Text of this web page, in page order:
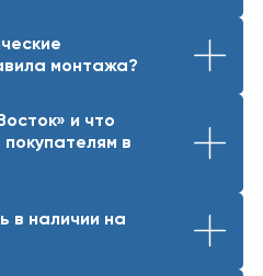
монтажа?
и что
в
в наличии на